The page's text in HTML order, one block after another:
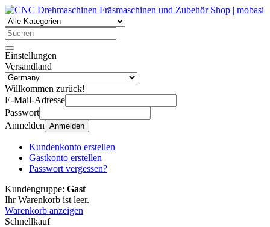
Einstellungen
Versandland
Willkommen zurück!
E-Mail-Adresse
Passwort
Anmelden Anmelden
Kundenkonto erstellen
Gastkonto erstellen
Passwort vergessen?
Kundengruppe: Gast
Ihr Warenkorb ist leer.
Warenkorb anzeigen
Schnellkauf